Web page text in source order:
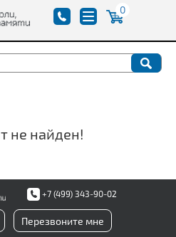
0
не найден!
+7 (499) 343-90-02
Перезвоните мне